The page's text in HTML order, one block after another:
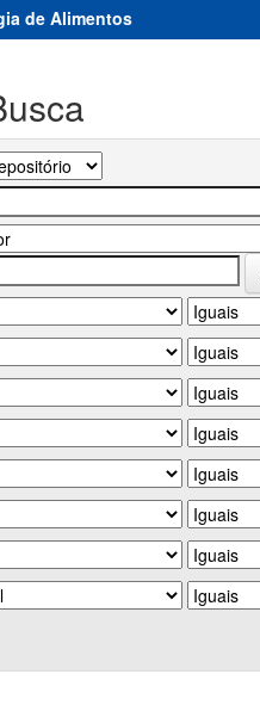
de Alimentos